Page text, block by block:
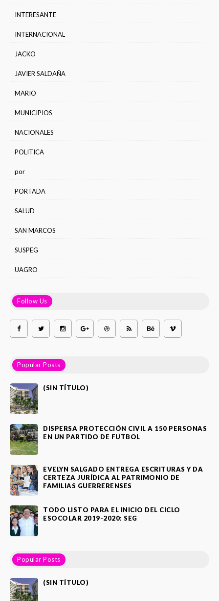
INTERESANTE
INTERNACIONAL
JACKO
JAVIER SALDAÑA
MARIO
MUNICIPIOS
NACIONALES
POLITICA
por
PORTADA
SALUD
SAN MARCOS
SUSPEG
UAGRO
Follow Us
Popular Posts
(SIN TÍTULO)
DISPERSA PROTECCIÓN CIVIL A 150 PERSONAS
EN UN PARTIDO DE FUTBOL
EVELYN SALGADO ENTREGA ESCRITURAS Y DA
CERTEZA JURÍDICA AL PATRIMONIO DE
FAMILIAS GUERRERENSES
TODO LISTO PARA EL INICIO DEL CICLO
ESOCOLAR 2019-2020: SEG
Popular Posts
(SIN TÍTULO)